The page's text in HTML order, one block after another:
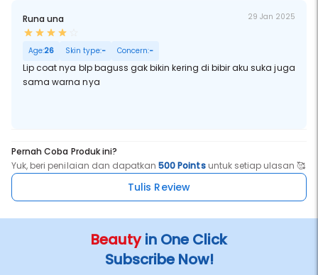
Runa una 29 Jan 2025
Age:26 Skin type:- Concern:-
Lip coat nya blp baguss gak bikin kering di bibir aku suka juga
sama warna nya
Pernah Coba Produk ini?
Yuk, beri penilaian dan dapatkan500 Pointsuntuk setiap ulasan 🥰
Tulis Review
Beautyin One Click
Subscribe Now!